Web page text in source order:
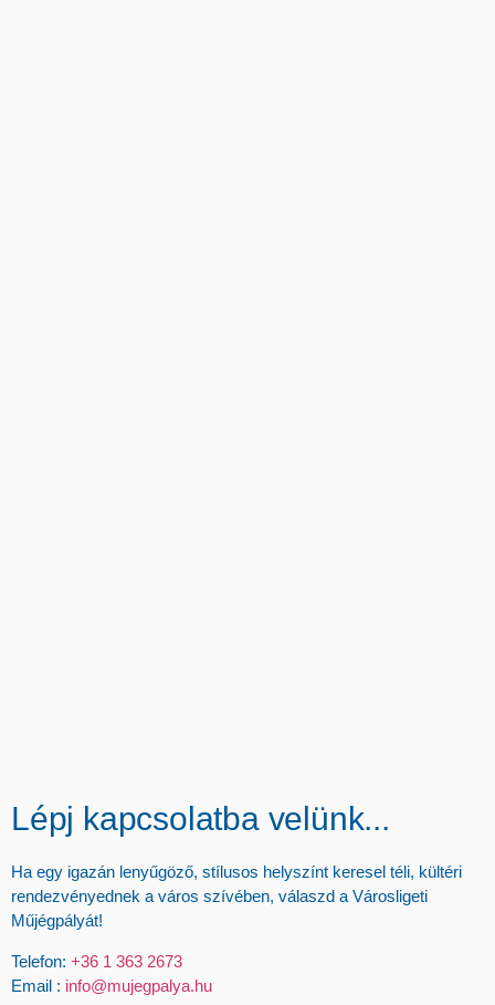
Lépj kapcsolatba velünk...
Ha egy igazán lenyűgöző, stílusos helyszínt keresel téli, kültéri
rendezvényednek a város szívében, válaszd a Városligeti
Műjégpályát!
Telefon: +36 1 363 2673
Email : info@mujegpalya.hu